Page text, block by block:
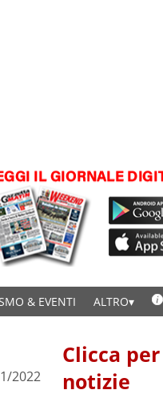
& EVENTI ALTRO
2022
Clicca
notizie